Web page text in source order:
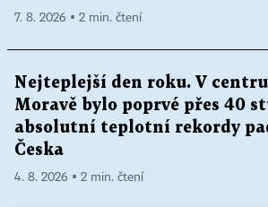
7. 8. 2026 ▪ 2 min. čtení
Nejteplejší den roku. V
Moravě bylo poprvé přes 40
absolutní teplotní rekordy
Česka
4. 8. 2026 ▪ 2 min. čtení